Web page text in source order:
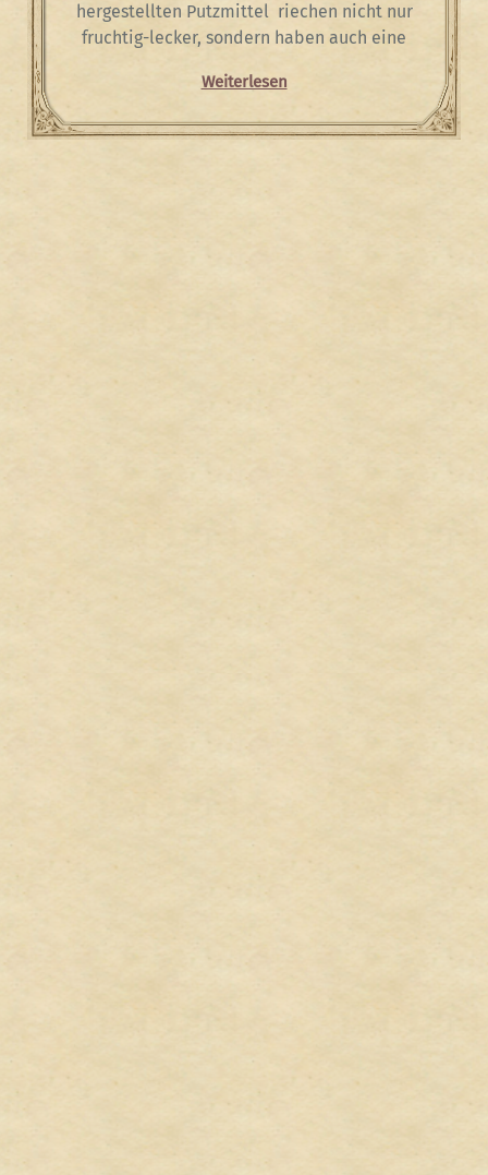
hergestellten Putzmittel riechen nicht nur
fruchtig-lecker, sondern haben auch eine
Weiterlesen